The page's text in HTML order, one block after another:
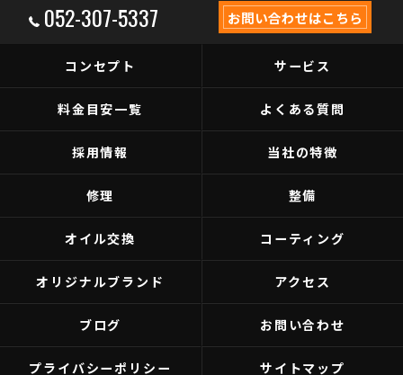
052-307-5337 お問い合わせはこちら
コンセプト サービス
料金目安一覧 よくある質問
採用情報 当社の特徴
修理 整備
オイル交換 コーティング
オリジナルブランド アクセス
ブログ お問い合わせ
プライバシーポリシー サイトマップ